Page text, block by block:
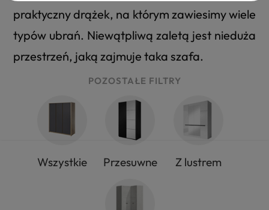
praktyczny drążek, na którym zawiesimy wiele
typów ubrań. Niewątpliwą zaletą jest nieduża
przestrzeń, jaką zajmuje taka szafa.
POZOSTAŁE FILTRY
Wszystkie Przesuwne Z lustrem